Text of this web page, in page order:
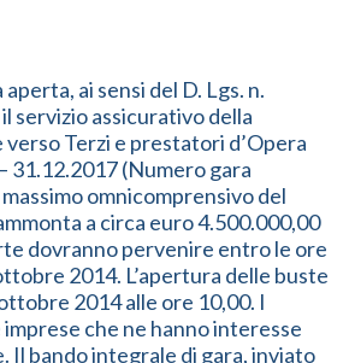
ai sensi del D. Lgs. n.
servizio assicurativo della
verso Terzi e prestatori d’Opera
31.12.2017 (Numero gara
omnicomprensivo del
a circa euro 4.500.000,00
dovranno pervenire entro le ore
2014. L’apertura delle buste
2014 alle ore 10,00. I
che ne hanno interesse
Il bando integrale di gara, inviato